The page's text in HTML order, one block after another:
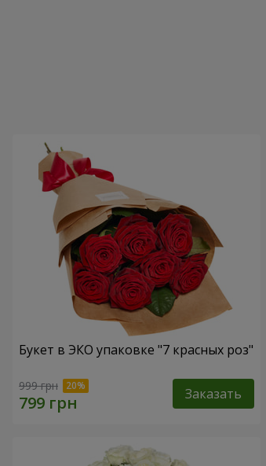
Букет в ЭКО упаковке "7 красных роз"
999 грн Заказать